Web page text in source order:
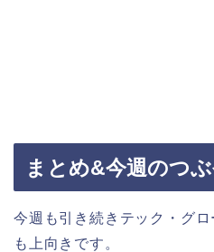
まとめ&今週のつ
今週も引き続きテック・グ
も上向きです。